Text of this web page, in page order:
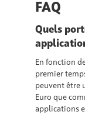
FAQ
Quels
En fonction
premier
peuvent être
Euro que
applications